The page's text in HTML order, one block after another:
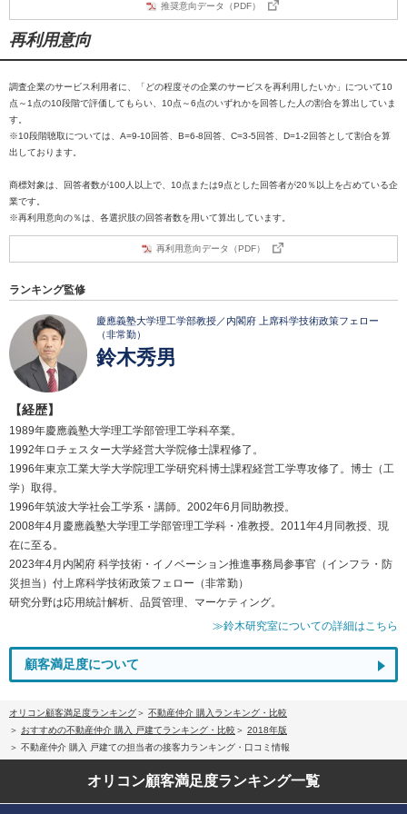
推奨意向データ（PDF）
再利用意向
調査企業のサービス利用者に、「どの程度その企業のサービスを再利用したいか」について10
点～1点の10段階で評価してもらい、10点～6点のいずれかを回答した人の割合を算出していま
す。
※10段階聴取については、A=9-10回答、B=6-8回答、C=3-5回答、D=1-2回答として割合を算
出しております。
商標対象は、回答者数が100人以上で、10点または9点とした回答者が20％以上を占めている企
業です。
※再利用意向の％は、各選択肢の回答者数を用いて算出しています。
再利用意向データ（PDF）
ランキング監修
慶應義塾大学理工学部教授／内閣府 上席科学技術政策フェロー
（非常勤）
鈴木秀男
【経歴】
1989年慶應義塾大学理工学部管理工学科卒業。
1992年ロチェスター大学経営大学院修士課程修了。
1996年東京工業大学大学院理工学研究科博士課程経営工学専攻修了。博士（工
学）取得。
1996年筑波大学社会工学系・講師。2002年6月同助教授。
2008年4月慶應義塾大学理工学部管理工学科・准教授。2011年4月同教授、現
在に至る。
2023年4月内閣府 科学技術・イノベーション推進事務局参事官（インフラ・防
災担当）付上席科学技術政策フェロー（非常勤）
研究分野は応用統計解析、品質管理、マーケティング。
≫鈴木研究室についての詳細はこちら
顧客満足度について
オリコン顧客満足度ランキング
不動産仲介 購入ランキング・比較
おすすめの不動産仲介 購入 戸建てランキング・比較
2018年版
不動産仲介 購入 戸建ての担当者の接客力ランキング・口コミ情報
オリコン顧客満足度ランキング一覧